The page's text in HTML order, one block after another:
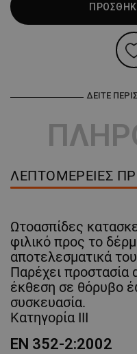
ΔΕΊΤΕ
ΛΕΠΤΟΜΈΡΕΙΕΣ
Ωτοασπίδες
φιλικό προς το
αποτελεσματικά
Παρέχει προστασία
έκθεση σε θόρυβο
συσκευασία.
Κατηγορία III
EN 352-2:2002